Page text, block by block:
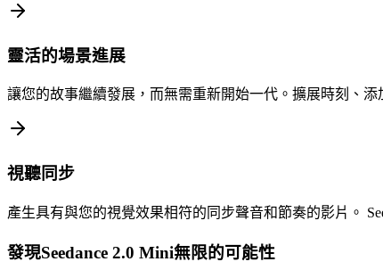
靈活的場景進展
讓您的故事繼續發展，而無需重新開始一代。擴展時刻、
視聽同步
產生具有與您的視覺效果相符的同步聲音和節奏的影片。
發現Seedance 2.0 Mini無限的可能性